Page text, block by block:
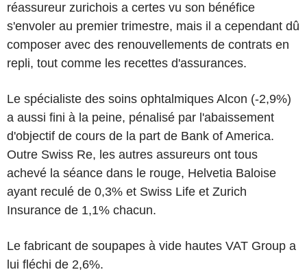
réassureur zurichois a certes vu son bénéfice
s'envoler au premier trimestre, mais il a cependant dû
composer avec des renouvellements de contrats en
repli, tout comme les recettes d'assurances.
Le spécialiste des soins ophtalmiques Alcon (-2,9%)
a aussi fini à la peine, pénalisé par l'abaissement
d'objectif de cours de la part de Bank of America.
Outre Swiss Re, les autres assureurs ont tous
achevé la séance dans le rouge, Helvetia Baloise
ayant reculé de 0,3% et Swiss Life et Zurich
Insurance de 1,1% chacun.
Le fabricant de soupapes à vide hautes VAT Group a
lui fléchi de 2,6%.